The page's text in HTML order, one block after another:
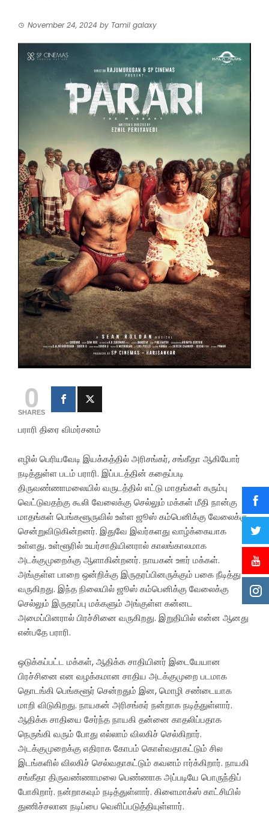
November 24, 2024 by Tamil galaxy
0
SHARES
பராரி திரை விமர்சனம்
எழில் பெரியவேடி இயக்கத்தில் அரிசங்கர், சங்கீதா ஆகியோர்
நடித்துள்ள படம் பராரி. இப்படத்தின் கதைப்படி
திருவண்ணாமலையில் வருடத்தில் எட்டு மாதங்கள் கரும்பு
வெட்டுவதற்கு கூலி வேலைக்கு செல்லும் மக்கள் மீதி நான்கு
மாதங்கள் பெங்களூருவில் உள்ள ஜூஸ் கம்பெனிக்கு வேலைக்கு
சென்றுவிடுகின்றனர். இதுவே இவர்களது வாழ்க்கையாக
உள்ளது. உள்ளூரில் உயர்சாதியினரால் காலங்காலமாக
அடக்குமுறைக்கு ஆளாகின்றனர். நாயகன் ஊர் மக்கள்.
அங்குள்ள பாறை ஒன்றிக்கு இருதரப்பினருக்கும் பகை நீடித்து
வருகிறது. இந்த நிலையில் ஜூஸ் கம்பெனிக்கு வேலைக்கு
செல்லும் இருதரப்பு மக்களும் அங்குள்ள கன்னட
அமைப்பினரால் பிரச்சினை வருகிறது. இறுதியில் என்ன ஆனது
என்பதே பராரி.
ஒடுக்கப்பட்ட மக்கள், ஆதிக்க சாதியினர் இடையேயான
பிரச்சினை என வழக்கமான சாதிய அடக்குமுறை படமாக
தொடங்கி பெங்களூர் சென்றதும் இன, மொழி சண்டையாக
மாறி விடுகிறது. நாயகன் அரிசங்கர் நன்றாக நடித்துள்ளார்.
ஆதிக்க சாதியை சேர்ந்த நாயகி தன்னை காதலிப்பதாக
நெருங்கி வரும் போது எல்லாம் விலகிச் செல்கிறார்.
அடக்குமுறைக்கு எதிராக கோபம் கொள்வதாகட்டும் சில
இடங்களில் விலகிச் செல்வதாகட்டும் கவனம் ஈர்க்கிறார். நாயகி
சங்கீதா திருவண்ணாமலை பெண்ணாக அப்படியே பொருந்திப்
போகிறார். நன்றாகவும் நடித்துள்ளார். கிளைமாக்ஸ் காட்சியில்
துணிச்சலான நடிப்பை வெளிப்படுத்தியுள்ளார்.